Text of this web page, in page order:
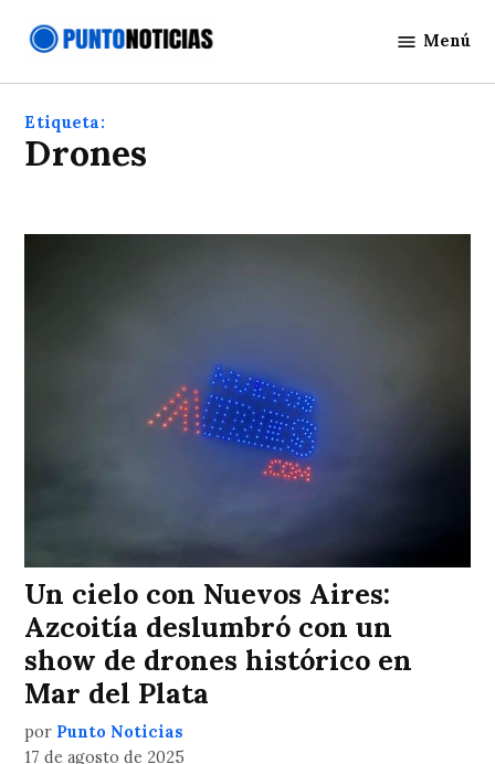
Noticias
Menú
Etiqueta:
drones
Un cielo con Nuevos Aires:
Azcoitía deslumbró con un
show de drones histórico en
Mar del Plata
por Punto Noticias
17 de agosto de 2025